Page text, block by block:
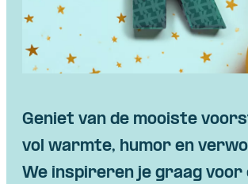
Geniet van de mooiste
vol warmte, humor en
We inspireren je graag voor